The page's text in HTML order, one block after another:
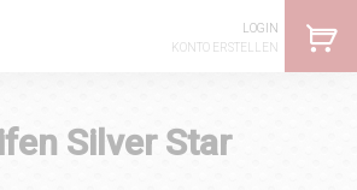
LOGIN
KONTO ERSTELLEN
Silver Star